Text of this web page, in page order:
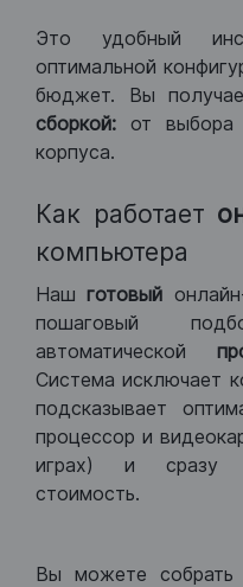
Это удобный
оптимальной
бюджет. Вы
сборкой: от выбора
корпуса.
Как работает
компьютера
Нашготовый
пошаговый
автоматической
Система исключает
подсказывает
процессор и
играх) и сразу
стоимость.
Вы можете собрать